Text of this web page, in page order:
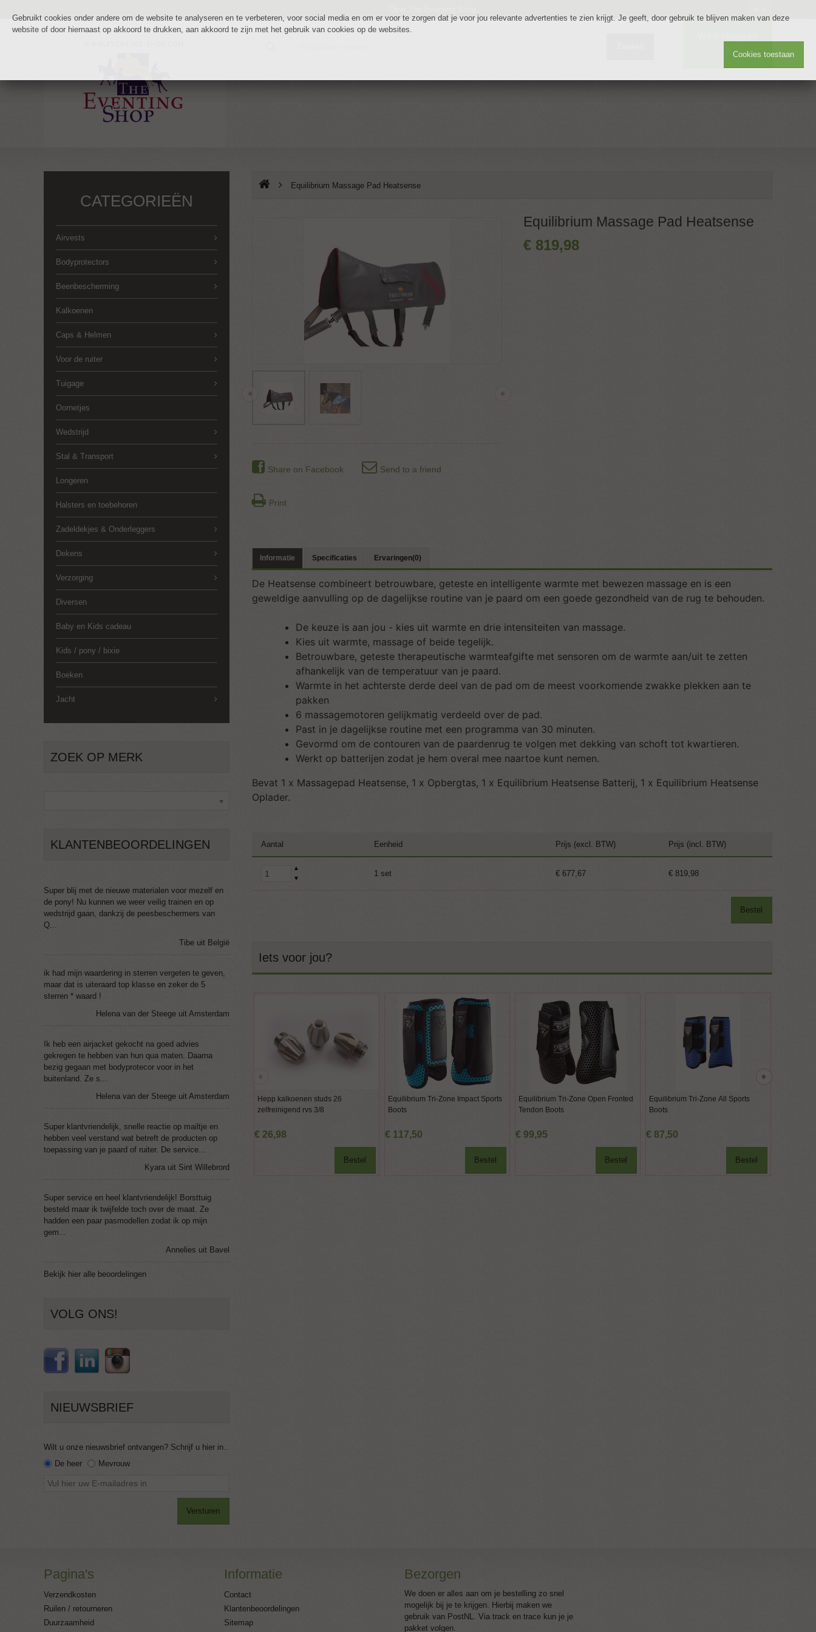
CATEGORIEËN
Airvests
Bodyprotectors
Beenbescherming
Kalkoenen
Caps & Helmen
Voor de ruiter
Tuigage
Oornetjes
Wedstrijd
Stal & Transport
Longeren
Halsters en toebehoren
Zadeldekjes & Onderleggers
Dekens
Verzorging
Diversen
Baby en Kids cadeau
Kids / pony / bixie
Boeken
Jacht
Equilibrium Massage Pad Heatsense
Share on Facebook Send to a friend
Print
Equilibrium Massage Pad Heatsense
€ 819,98
Informatie Specificaties Ervaringen(0)
De Heatsense combineert betrouwbare, geteste en intelligente warmte met bewezen massage en is een
geweldige aanvulling op de dagelijkse routine van je paard om een goede gezondheid van de rug te behouden.
De keuze is aan jou - kies uit warmte en drie intensiteiten van massage.
Kies uit warmte, massage of beide tegelijk.
Betrouwbare, geteste therapeutische warmteafgifte met sensoren om de warmte aan/uit te zetten
afhankelijk van de temperatuur van je paard.
Warmte in het achterste derde deel van de pad om de meest voorkomende zwakke plekken aan te
pakken
6 massagemotoren gelijkmatig verdeeld over de pad.
Past in je dagelijkse routine met een programma van 30 minuten.
Gevormd om de contouren van de paardenrug te volgen met dekking van schoft tot kwartieren.
Werkt op batterijen zodat je hem overal mee naartoe kunt nemen.
Bevat 1 x Massagepad Heatsense, 1 x Opbergtas, 1 x Equilibrium Heatsense Batterij, 1 x Equilibrium Heatsense
Oplader.
Aantal Eenheid Prijs (excl. BTW) Prijs (incl. BTW)
▲
▼
1 set € 677,67 € 819,98
Bestel
Iets voor jou?
Hepp kalkoenen studs 26
zelfreinigend rvs 3/8
€ 26,98
Bestel
Equilibrium Tri-Zone Impact Sports
Boots
€ 117,50
Bestel
Equilibrium Tri-Zone Open Fronted
Tendon Boots
€ 99,95
Bestel
Equilibrium Tri-Zone All Sports
Boots
€ 87,50
Bestel
ZOEK OP MERK
KLANTENBEOORDELINGEN
Super blij met de nieuwe materialen voor mezelf en
de pony! Nu kunnen we weer veilig trainen en op
wedstrijd gaan, dankzij de peesbeschermers van
Q...
Tibe uit België
ik had mijn waardering in sterren vergeten te geven,
maar dat is uiteraard top klasse en zeker de 5
sterren * waard !
Helena van der Steege uit Amsterdam
Ik heb een airjacket gekocht na goed advies
gekregen te hebben van hun qua maten. Daarna
bezig gegaan met bodyprotecor voor in het
buitenland. Ze s...
Helena van der Steege uit Amsterdam
Super klantvriendelijk, snelle reactie op mailtje en
hebben veel verstand wat betreft de producten op
toepassing van je paard of ruiter. De service...
Kyara uit Sint Willebrord
Super service en heel klantvriendelijk! Borsttuig
besteld maar ik twijfelde toch over de maat. Ze
hadden een paar pasmodellen zodat ik op mijn
gem...
Annelies uit Bavel
Bekijk hier alle beoordelingen
VOLG ONS!
NIEUWSBRIEF
Wilt u onze nieuwsbrief ontvangen? Schrijf u hier in..
De heer
Mevrouw
Versturen
Pagina's
Verzendkosten
Ruilen / retourneren
Duurzaamheid
Informatie
Contact
Klantenbeoordelingen
Sitemap
Bezorgen
We doen er alles aan om je bestelling zo snel
mogelijk bij je te krijgen. Hierbij maken we
gebruik van PostNL. Via track en trace kun je je
pakket volgen.
Gebruikt cookies onder andere om de website te analyseren en te verbeteren, voor social media en om er voor te zorgen dat je voor jou relevante advertenties te zien krijgt. Je geeft, door gebruik te blijven maken van deze
website of door hiernaast op akkoord te drukken, aan akkoord te zijn met het gebruik van cookies op de websites.
Cookies toestaan